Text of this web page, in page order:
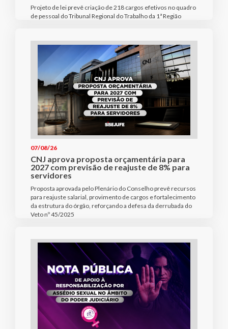
Projeto de lei prevê criação de 218 cargos efetivos no quadro
de pessoal do Tribunal Regional do Trabalho da 1ª Região
07/08/26
CNJ aprova proposta orçamentária para
2027 com previsão de reajuste de 8% para
servidores
Proposta aprovada pelo Plenário do Conselho prevê recursos
para reajuste salarial, provimento de cargos e fortalecimento
da estrutura do órgão, reforçando a defesa da derrubada do
Veto nº 45/2025